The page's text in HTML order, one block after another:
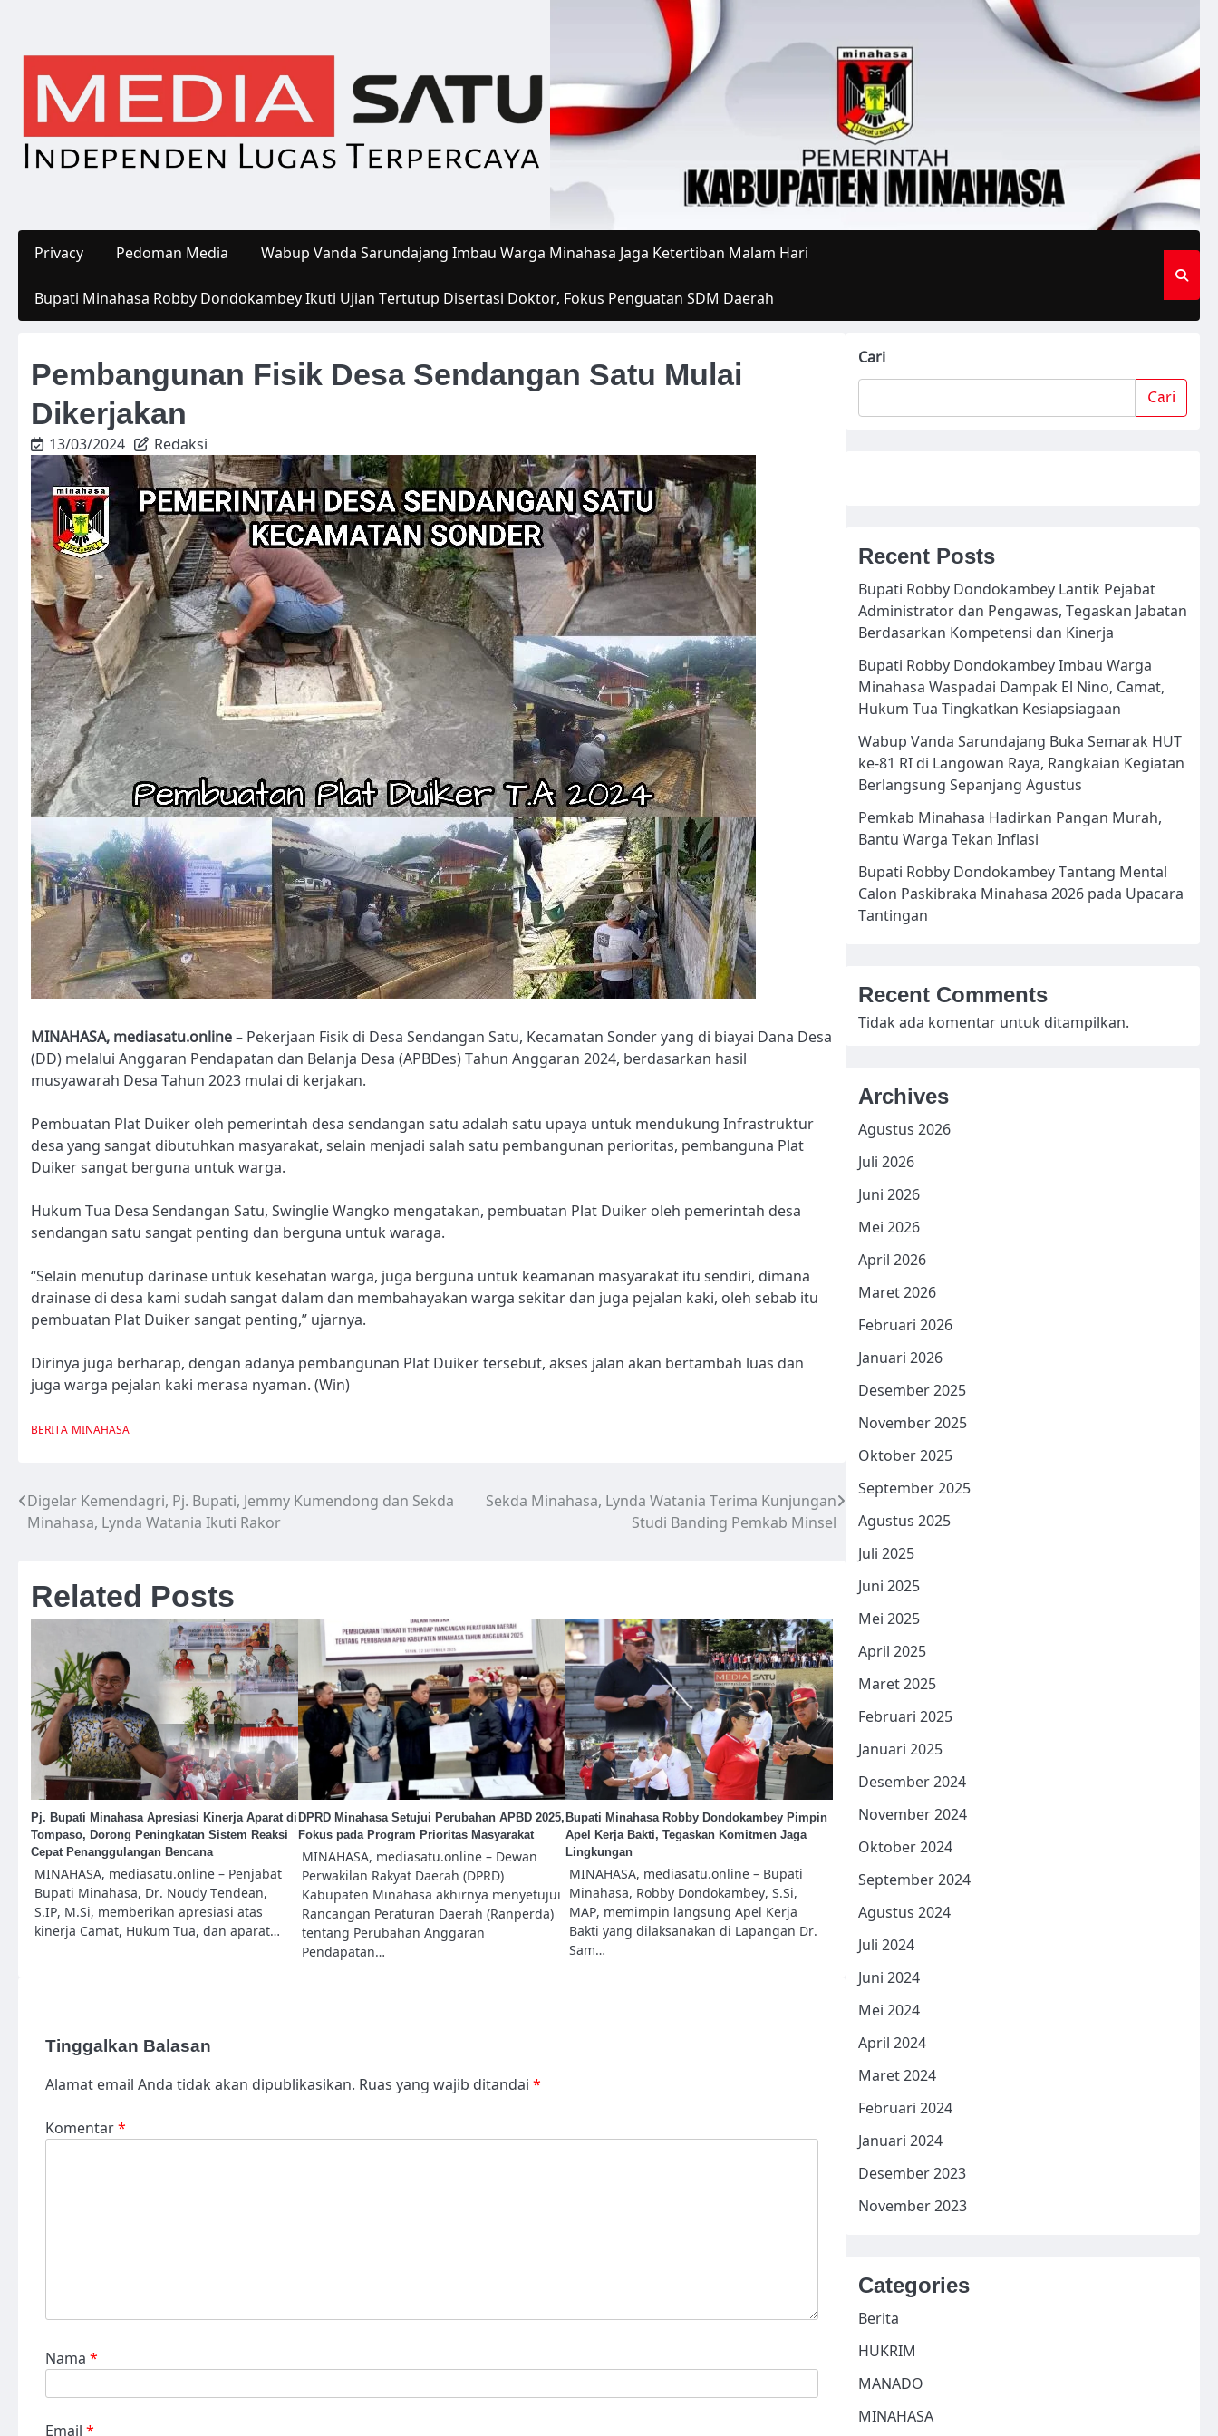
content
Privacy Pedoman Media Wabup Vanda Sarundajang Imbau Warga Minahasa Jaga Ketertiban Malam Hari
Bupati Minahasa Robby Dondokambey Ikuti Ujian Tertutup Disertasi Doktor, Fokus Penguatan SDM Daerah
Pembangunan Fisik Desa Sendangan Satu Mulai
Dikerjakan
13/03/2024 Redaksi
MINAHASA, mediasatu.online– Pekerjaan Fisik di Desa Sendangan Satu, Kecamatan Sonder yang di biayai Dana Desa
(DD) melalui Anggaran Pendapatan dan Belanja Desa (APBDes) Tahun Anggaran 2024, berdasarkan hasil
musyawarah Desa Tahun 2023 mulai di kerjakan.
Pembuatan Plat Duiker oleh pemerintah desa sendangan satu adalah satu upaya untuk mendukung Infrastruktur
desa yang sangat dibutuhkan masyarakat, selain menjadi salah satu pembangunan perioritas, pembanguna Plat
Duiker sangat berguna untuk warga.
Hukum Tua Desa Sendangan Satu, Swinglie Wangko mengatakan, pembuatan Plat Duiker oleh pemerintah desa
sendangan satu sangat penting dan berguna untuk waraga.
“Selain menutup darinase untuk kesehatan warga, juga berguna untuk keamanan masyarakat itu sendiri, dimana
drainase di desa kami sudah sangat dalam dan membahayakan warga sekitar dan juga pejalan kaki, oleh sebab itu
pembuatan Plat Duiker sangat penting,” ujarnya.
Dirinya juga berharap, dengan adanya pembangunan Plat Duiker tersebut, akses jalan akan bertambah luas dan
juga warga pejalan kaki merasa nyaman. (Win)
BERITA MINAHASA
Navigasi
Digelar Kemendagri, Pj. Bupati, Jemmy Kumendong dan Sekda
Minahasa, Lynda Watania Ikuti Rakor
Sekda Minahasa, Lynda Watania Terima Kunjungan
Studi Banding Pemkab Minsel
Related Posts
Pj. Bupati Minahasa Apresiasi Kinerja Aparat di
Tompaso, Dorong Peningkatan Sistem Reaksi
Cepat Penanggulangan Bencana
MINAHASA, mediasatu.online – Penjabat
Bupati Minahasa, Dr. Noudy Tendean,
S.IP, M.Si, memberikan apresiasi atas
kinerja Camat, Hukum Tua, dan aparat…
DPRD Minahasa Setujui Perubahan APBD 2025,
Fokus pada Program Prioritas Masyarakat
MINAHASA, mediasatu.online – Dewan
Perwakilan Rakyat Daerah (DPRD)
Kabupaten Minahasa akhirnya menyetujui
Rancangan Peraturan Daerah (Ranperda)
tentang Perubahan Anggaran
Pendapatan…
Bupati Minahasa Robby Dondokambey Pimpin
Apel Kerja Bakti, Tegaskan Komitmen Jaga
Lingkungan
MINAHASA, mediasatu.online – Bupati
Minahasa, Robby Dondokambey, S.Si,
MAP, memimpin langsung Apel Kerja
Bakti yang dilaksanakan di Lapangan Dr.
Sam…
Tinggalkan Balasan
Alamat email Anda tidak akan dipublikasikan. Ruas yang wajib ditandai *
Komentar*
Nama *
Email *
Cari
Cari
Recent Posts
Bupati Robby Dondokambey Lantik Pejabat
Administrator dan Pengawas, Tegaskan Jabatan
Berdasarkan Kompetensi dan Kinerja
Bupati Robby Dondokambey Imbau Warga
Minahasa Waspadai Dampak El Nino, Camat,
Hukum Tua Tingkatkan Kesiapsiagaan
Wabup Vanda Sarundajang Buka Semarak HUT
ke-81 RI di Langowan Raya, Rangkaian Kegiatan
Berlangsung Sepanjang Agustus
Pemkab Minahasa Hadirkan Pangan Murah,
Bantu Warga Tekan Inflasi
Bupati Robby Dondokambey Tantang Mental
Calon Paskibraka Minahasa 2026 pada Upacara
Tantingan
Recent Comments
Tidak ada komentar untuk ditampilkan.
Archives
Agustus 2026
Juli 2026
Juni 2026
Mei 2026
April 2026
Maret 2026
Februari 2026
Januari 2026
Desember 2025
November 2025
Oktober 2025
September 2025
Agustus 2025
Juli 2025
Juni 2025
Mei 2025
April 2025
Maret 2025
Februari 2025
Januari 2025
Desember 2024
November 2024
Oktober 2024
September 2024
Agustus 2024
Juli 2024
Juni 2024
Mei 2024
April 2024
Maret 2024
Februari 2024
Januari 2024
Desember 2023
November 2023
Categories
Berita
HUKRIM
MANADO
MINAHASA